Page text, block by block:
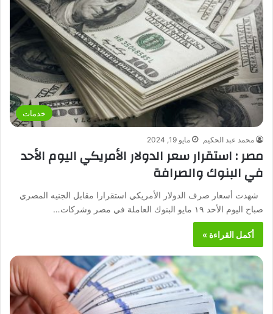
خدمات
محمد عبد الحكيم مايو 19, 2024
مصر : استقرار سعر الدولار الأمريكي اليوم الأحد
في البنوك والصرافة
شهدت أسعار صرف الدولار الأمريكي استقرارا مقابل الجنيه المصري
صباح اليوم الأحد ١٩ مايو البنوك العاملة في مصر وشركات…
أكمل القراءة »